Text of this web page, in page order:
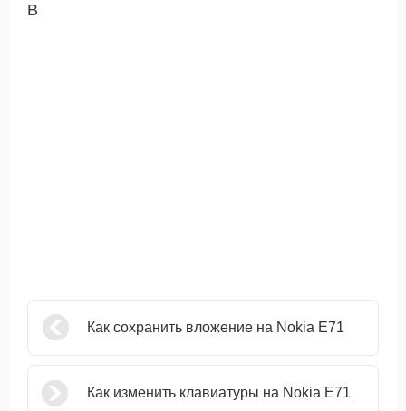
В
Как сохранить вложение на Nokia E71
Как изменить клавиатуры на Nokia E71